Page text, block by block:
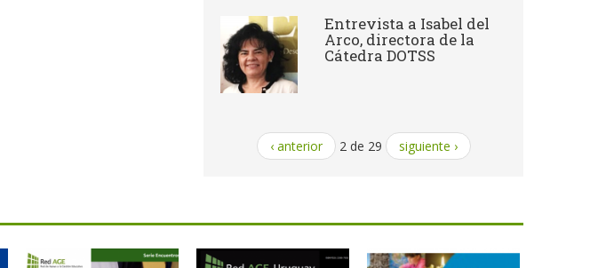
Entrevista a Isabel del
Arco, directora de la
Cátedra DOTSS
‹ anterior 2 de 29 siguiente ›